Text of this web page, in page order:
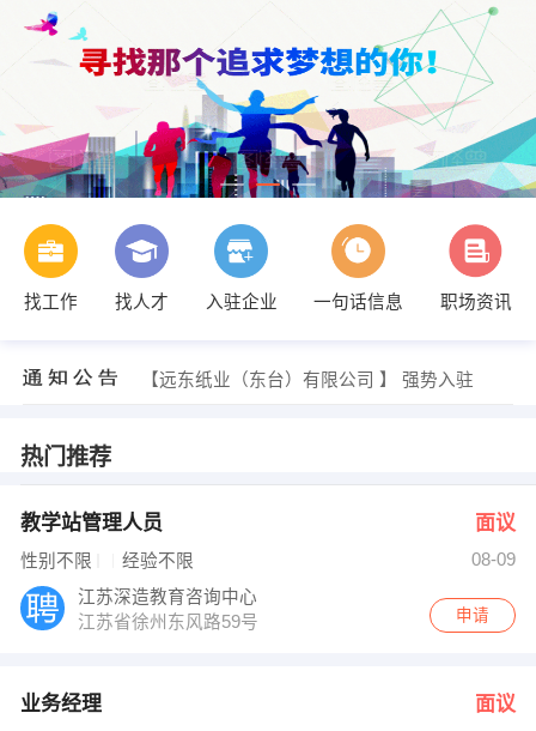
找工作 找人才 入驻企业 一句话信息
职场资讯
【远东纸业（东台）有限公司 】 强势入驻
人力资源部 发布 [电气设计师 ] 招聘信息
杨小姐 发布 [仓管员 ] 招聘信息
【江苏深造教育咨询中心 】 强势入驻
热门推荐
教学站管理人员 面议
性别不限 经验不限
08-09
江苏深造教育咨询中心
江苏省徐州东风路59号
申请
业务经理 面议